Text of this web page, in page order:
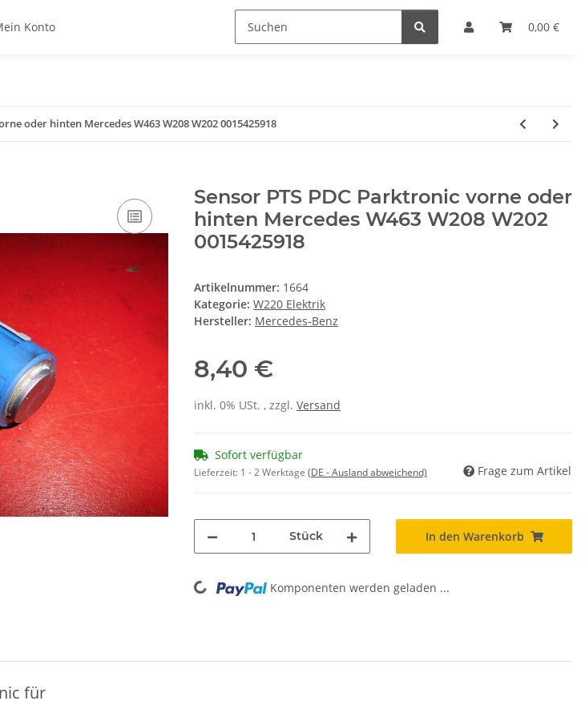
0,00 €
Konto
oder hinten Mercedes W463 W208 W202 0015425918
Sensor PTS PDC Parktronic vorne oder
hinten Mercedes W463 W208 W202
0015425918
Artikelnummer: 1664
Kategorie: W220 Elektrik
Hersteller: Mercedes-Benz
8,40 €
inkl. 0% USt. , zzgl. Versand
Sofort verfügbar
Lieferzeit: 1 - 2 Werktage (DE - Ausland abweichend) Frage zum Artikel
Stück In den Warenkorb
Loading... Komponenten werden geladen ...
für